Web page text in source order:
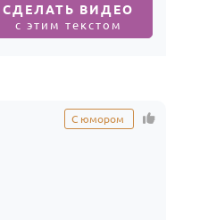
СДЕЛАТЬ ВИДЕО
с этим текстом
С юмором